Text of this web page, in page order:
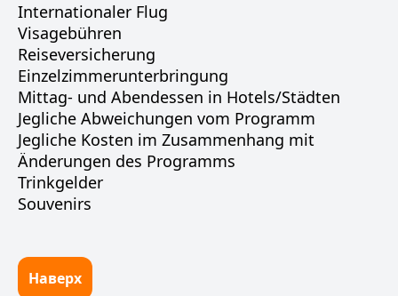
Internationaler Flug
Visagebühren
Reiseversicherung
Einzelzimmerunterbringung
Mittag- und Abendessen in Hotels/Städten
Jegliche Abweichungen vom Programm
Jegliche Kosten im Zusammenhang mit
Änderungen des Programms
Trinkgelder
Souvenirs
Наверх